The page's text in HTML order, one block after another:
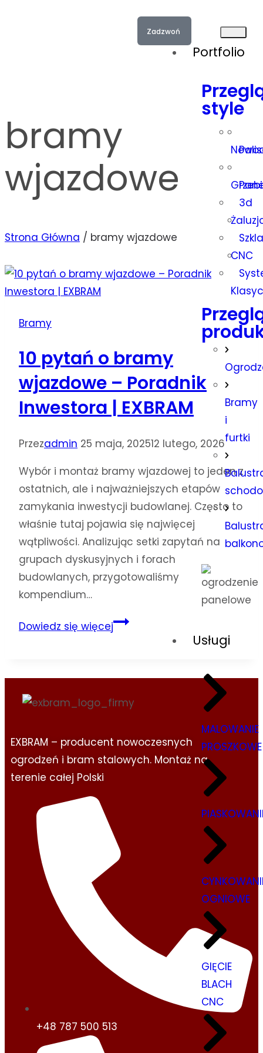
Zadzwoń
Portfolio
style
CNC
3d
Bramy
i
furtki
Usługi
MALOWANIE
PROSZKOWE
OGNIOWE
GIĘCIE
BLACH
CNC
bramy
wjazdowe
Strona Główna / bramy wjazdowe
Bramy
10 pytań o bramy
wjazdowe – Poradnik
Inwestora | EXBRAM
Przezadmin 25 maja, 202512 lutego, 2026
Wybór i montaż bramy wjazdowej to jeden z
ostatnich, ale i najważniejszych etapów
zamykania inwestycji budowlanej. Często to
właśnie tutaj pojawia się najwięcej
wątpliwości. Analizując setki zapytań na
grupach dyskusyjnych i forach
budowlanych, przygotowaliśmy
kompendium…
Dowiedz się więcej
EXBRAM – producent nowoczesnych
ogrodzeń i bram stalowych. Montaż na
terenie całej Polski
+48 787 500 513